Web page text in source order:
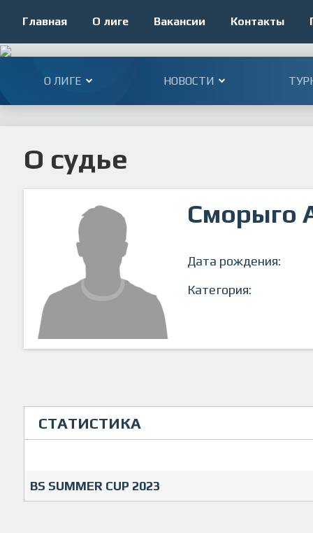
Главная О лиге Вакансии Контакты
О ЛИГЕ НОВОСТИ
О судье
Сморыго
Дата рождения:
Категория:
СТАТИСТИКА
BS SUMMER CUP 2023